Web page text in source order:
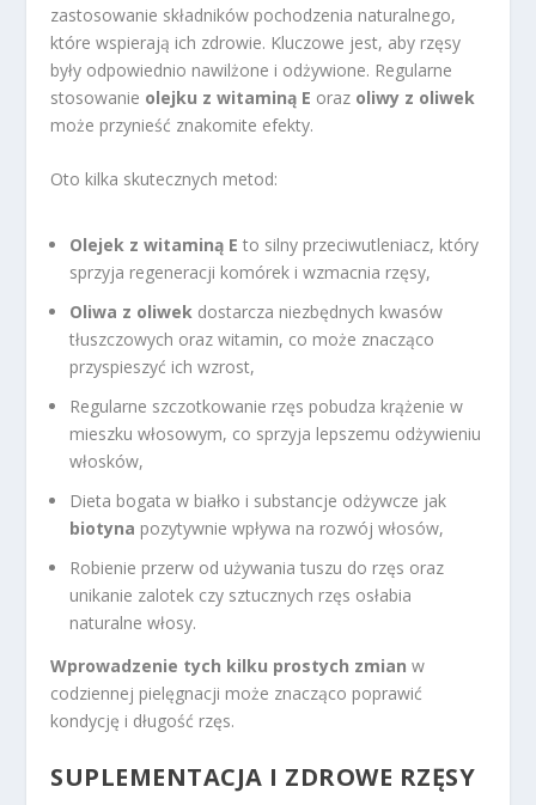
zastosowanie składników pochodzenia naturalnego,
które wspierają ich zdrowie. Kluczowe jest, aby rzęsy
były odpowiednio nawilżone i odżywione. Regularne
stosowanie olejku z witaminą E oraz oliwy z oliwek
może przynieść znakomite efekty.
Oto kilka skutecznych metod:
Olejek z witaminą E to silny przeciwutleniacz, który
sprzyja regeneracji komórek i wzmacnia rzęsy,
Oliwa z oliwek dostarcza niezbędnych kwasów
tłuszczowych oraz witamin, co może znacząco
przyspieszyć ich wzrost,
Regularne szczotkowanie rzęs pobudza krążenie w
mieszku włosowym, co sprzyja lepszemu odżywieniu
włosków,
Dieta bogata w białko i substancje odżywcze jak
biotyna pozytywnie wpływa na rozwój włosów,
Robienie przerw od używania tuszu do rzęs oraz
unikanie zalotek czy sztucznych rzęs osłabia
naturalne włosy.
Wprowadzenie tych kilku prostych zmian w
codziennej pielęgnacji może znacząco poprawić
kondycję i długość rzęs.
SUPLEMENTACJA I ZDROWE RZĘSY